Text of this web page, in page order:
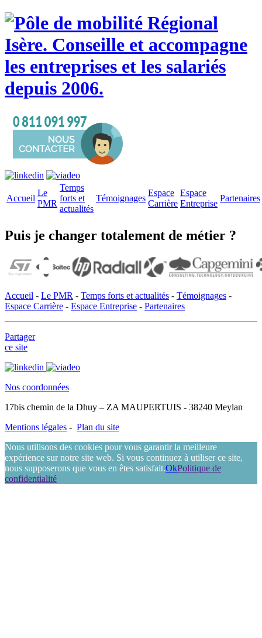
Accueil
Le
PMR
Temps
forts et
actualités
Témoignages
Espace
Carrière
Espace
Entreprise
Partenaires
Puis je changer totalement de métier ?
Accueil - Le PMR - Temps forts et actualités - Témoignages -
Espace Carrière - Espace Entreprise - Partenaires
Partager
ce site
Nos coordonnées
17bis chemin de la Dhuy – ZA MAUPERTUIS - 38240 Meylan
Mentions légales - Plan du site
Nous utilisons des cookies pour vous garantir la meilleure
expérience sur notre site web. Si vous continuez à utiliser ce site,
nous supposerons que vous en êtes satisfait.OkPolitique de
confidentialité